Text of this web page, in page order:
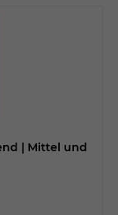
| Mittel und